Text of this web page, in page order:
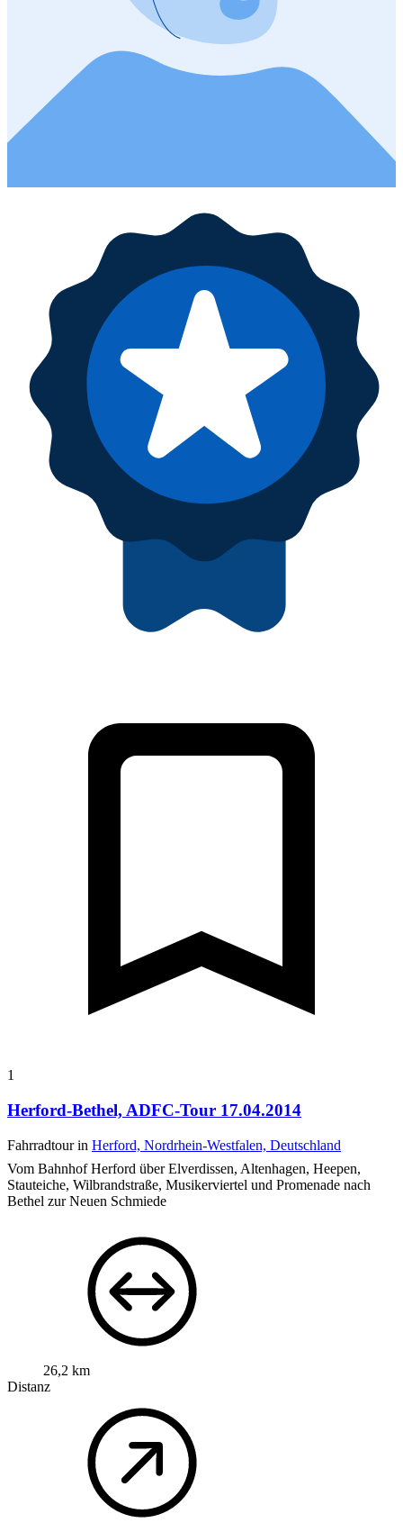
1
Herford-Bethel, ADFC-Tour 17.04.2014
Fahrradtour in Herford, Nordrhein-Westfalen, Deutschland
Vom Bahnhof Herford über Elverdissen, Altenhagen, Heepen,
Stauteiche, Wilbrandstraße, Musikerviertel und Promenade nach
Bethel zur Neuen Schmiede
26,2 km
Distanz